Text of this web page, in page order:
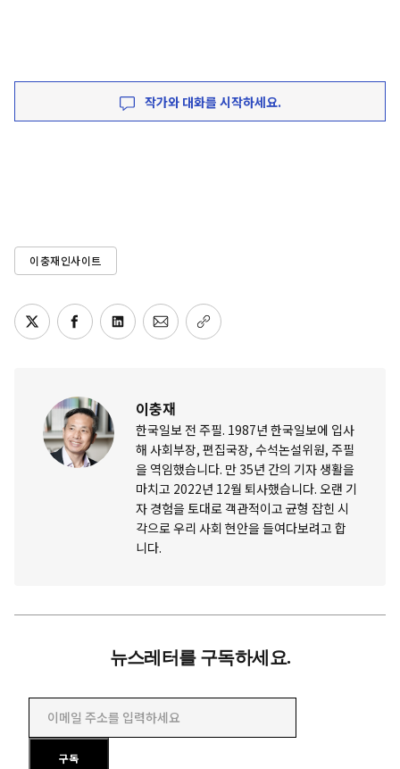
작가와 대화를 시작하세요.
이충재인사이트
이충재
한국일보 전 주필. 1987년 한국일보에 입사
해 사회부장, 편집국장, 수석논설위원, 주필
을 역임했습니다. 만 35년 간의 기자 생활을
마치고 2022년 12월 퇴사했습니다. 오랜 기
자 경험을 토대로 객관적이고 균형 잡힌 시
각으로 우리 사회 현안을 들여다보려고 합
니다.
뉴스레터를 구독하세요.
이메일 주소를 입력하세요
구독